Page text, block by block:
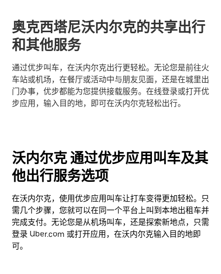
奥克西塔尼沃内尔克的共享出行
和其他服务
通过优步叫车，在沃内尔克出行更轻松。无论您是前往火
车站或机场，在餐厅或活动中与朋友见面，还是在城里出
门办事，优步都能为您提供接载服务。在线登录或打开优
步应用，输入目的地，即可在沃内尔克轻松出行。
沃内尔克 通过优步应用叫车及其
他出行服务选项
在沃内尔克，使用优步应用叫车让打车变得更加轻松。只
需几个步骤，您就可以在同一个平台上叫到本地出租车并
完成支付。无论您是从机场叫车，还是探索新地点，只需
登录 Uber.com 或打开应用，在沃内尔克输入目的地即
可。